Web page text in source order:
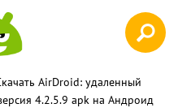
AirDroid: удаленный
4.2.5.9 apk на Андроид